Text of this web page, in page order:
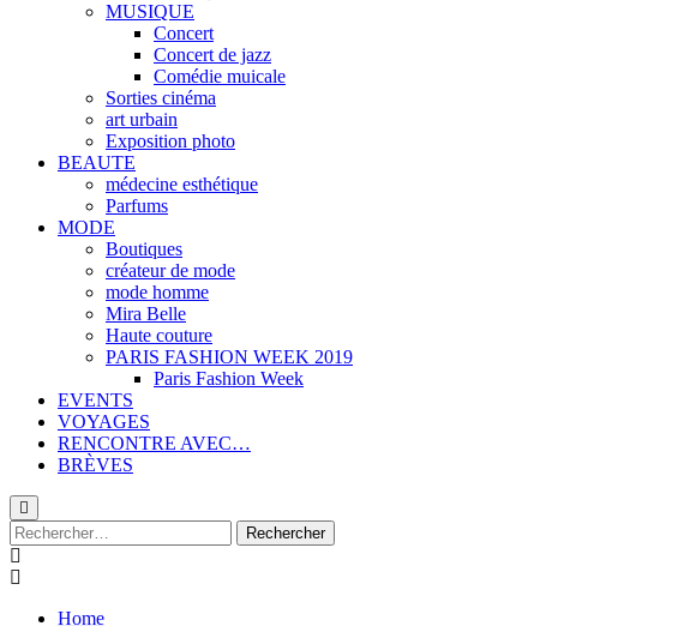
MUSIQUE
Concert
Concert de jazz
Comédie muicale
Sorties cinéma
art urbain
Exposition photo
BEAUTE
médecine esthétique
Parfums
MODE
Boutiques
créateur de mode
mode homme
Mira Belle
Haute couture
PARIS FASHION WEEK 2019
Paris Fashion Week
EVENTS
VOYAGES
RENCONTRE AVEC…
BRÈVES
Rechercher :
Home